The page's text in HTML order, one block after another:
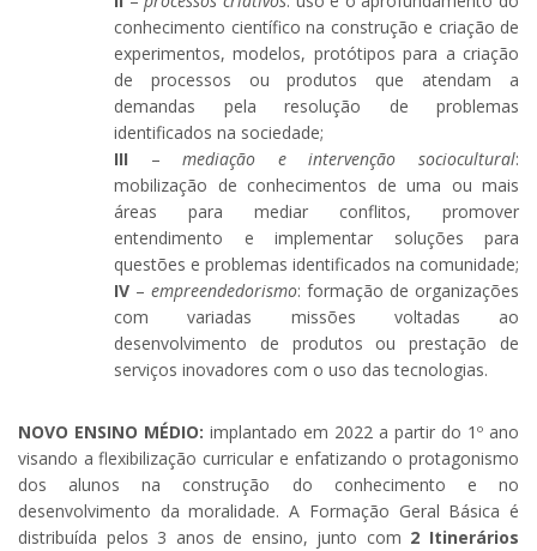
conhecimento científico na construção e criação de
experimentos, modelos, protótipos para a criação
de processos ou produtos que atendam a
demandas pela resolução de problemas
identificados na sociedade;
III –mediação e intervenção sociocultural:
mobilização de conhecimentos de uma ou mais
áreas para mediar conflitos, promover
entendimento e implementar soluções para
questões e problemas identificados na comunidade;
IV – empreendedorismo: formação de organizações
com variadas missões voltadas ao
desenvolvimento de produtos ou prestação de
serviços inovadores com o uso das tecnologias.
NOVO ENSINO MÉDIO: implantado em 2022 a partir do 1º ano
visando a flexibilização curricular e enfatizando o protagonismo
dos alunos na construção do conhecimento e no
desenvolvimento da moralidade. A Formação Geral Básica é
distribuída pelos 3 anos de ensino, junto com 2 Itinerários